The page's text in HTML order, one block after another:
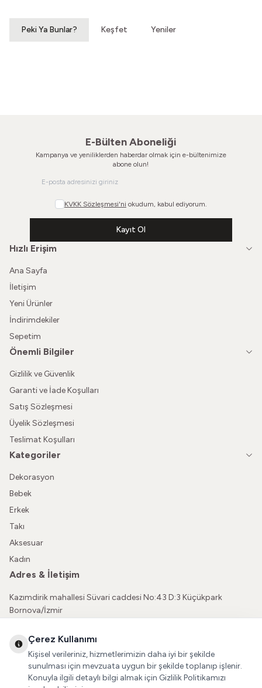
Peki Ya Bunlar? Keşfet Yeniler
E-Bülten Aboneliği
Kampanya ve yeniliklerden haberdar olmak için e-bültenimize
abone olun!
KVKK Sözleşmesi'ni okudum, kabul ediyorum.
Kayıt Ol
Hızlı Erişim
Ana Sayfa
İletişim
Yeni Ürünler
İndirimdekiler
Sepetim
Önemli Bilgiler
Gizlilik ve Güvenlik
Garanti ve İade Koşulları
Satış Sözleşmesi
Üyelik Sözleşmesi
Teslimat Koşulları
Kategoriler
Dekorasyon
Bebek
Erkek
Takı
Aksesuar
Kadın
Adres & İletişim
Kazımdirik mahallesi Süvari caddesi No:43 D:3 Küçükpark
Bornova/İzmir
vatkaliguve@gmail.com
Sosyal Medya
Çerez Kullanımı
Kişisel verileriniz, hizmetlerimizin daha iyi bir şekilde
sunulması için mevzuata uygun bir şekilde toplanıp işlenir.
Konuyla ilgili detaylı bilgi almak için Gizlilik Politikamızı